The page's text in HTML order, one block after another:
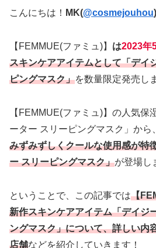
こんにちは！ MK(@cosmejouhou)
【FEMMUE(ファミュ)】 は2023年
スキンケアアイテムとして「デイ
ピングマスク」を数量限定発売し
【FEMMUE(ファミュ)】の人気保
ーター スリーピングマスク」から、
みずみずしくクールな使用感が特
ー スリーピングマスク」が登場し
ということで、この記事では【
新作スキンケアアイテム「デイジ
ングマスク」について、詳しい内
店舗などを紹介していきます！